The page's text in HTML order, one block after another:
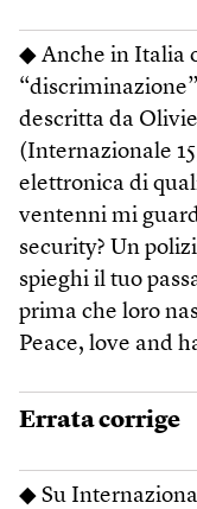
◆ Anche in Italia
descritta da
(Internazionale
elettronica di
ventenni mi
security? Un
spieghi il tuo
prima che loro
Peace, love and
Errata corrige
◆ Su